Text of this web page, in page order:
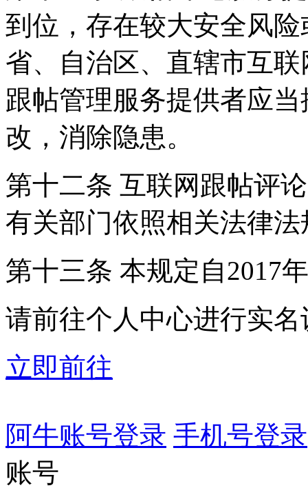
到位，存在较大安全风
省、自治区、直辖市互
跟帖管理服务提供者应
改，消除隐患。
第十二条 互联网跟帖评
有关部门依照相关法律
第十三条 本规定自2017
请前往个人中心进行实名
立即前往
阿牛账号登录 手机号登录
账号